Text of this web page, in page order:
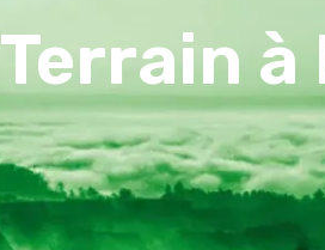
Terrain à